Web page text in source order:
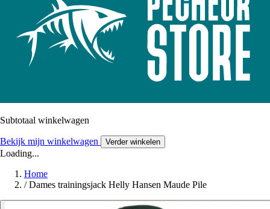
Subtotaal winkelwagen
Bekijk mijn winkelwagen Verder winkelen
Loading...
Home
/ Dames trainingsjack Helly Hansen Maude Pile